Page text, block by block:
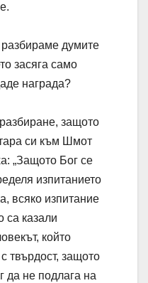
разбираме думите
засяга само
награда?
защото
си към Шмот
„Защото Бог се
изпитанието
всяко изпитание
са казали
който
твърдост, защото
да не подлага на